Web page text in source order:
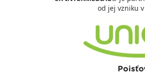
od jej vzniku